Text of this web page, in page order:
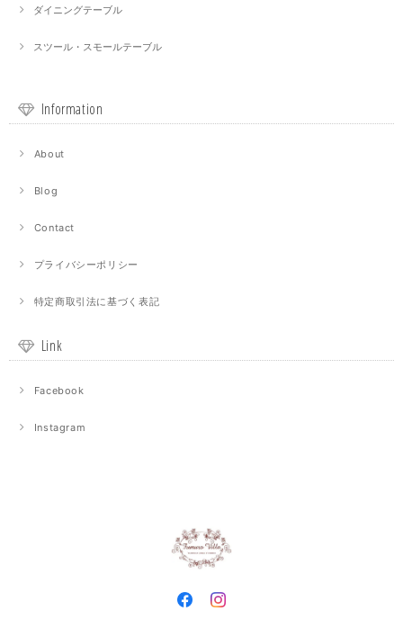
ダイニングテーブル
スツール・スモールテーブル
Information
About
Blog
Contact
プライバシーポリシー
特定商取引法に基づく表記
Link
Facebook
Instagram